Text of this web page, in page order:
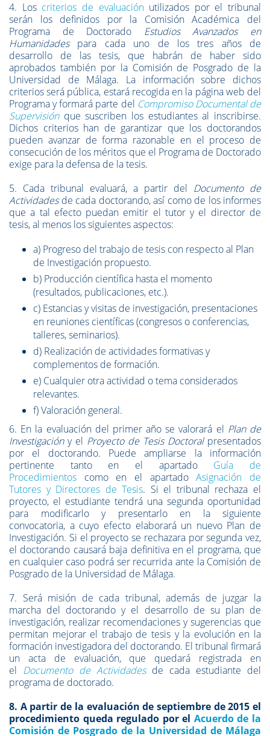
4. Los criterios de evaluaciónutilizados por el tribunal
serán los definidos por la Comisión Académica del
Programa de Doctorado Estudios Avanzados en
Humanidadespara cada uno de los tres años de
desarrollo de las tesis, que habrán de haber sido
aprobados también por la Comisión de Posgrado de la
Universidad de Málaga. La información sobre dichos
criterios será pública, estará recogida en la página web del
Programa y formará parte del Compromiso Documental de
Supervisiónque suscriben los estudiantes al inscribirse.
Dichos criterios han de garantizar que los doctorandos
pueden avanzar de forma razonable en el proceso de
consecución de los méritos que el Programa de Doctorado
exige para la defensa de la tesis.
5. Cada tribunal evaluará, a partir del Documento de
Actividadesde cada doctorando, así como de los informes
que a tal efecto puedan emitir el tutor y el director de
tesis, al menos los siguientes aspectos:
a) Progreso del trabajo de tesis con respecto al Plan
de Investigación propuesto.
b) Producción científica hasta el momento
(resultados, publicaciones, etc.).
c) Estancias y visitas de investigación, presentaciones
en reuniones científicas (congresos o conferencias,
talleres, seminarios).
d) Realización de actividades formativas y
complementos de formación.
e) Cualquier otra actividad o tema considerados
relevantes.
f) Valoración general.
6. En la evaluación del primer año se valorará el Plan de
Investigacióny el Proyecto de Tesis Doctoralpresentados
por el doctorando. Puede ampliarse la información
pertinente tanto en el apartado Guía de
Procedimientos como en el apartadoAsignación de
Tutores y Directores de Tesis. Si el tribunal rechaza el
proyecto, el estudiante tendrá una segunda oportunidad
para modificarlo y presentarlo en la siguiente
convocatoria, a cuyo efecto elaborará un nuevo Plan de
Investigación. Si el proyecto se rechazara por segunda vez,
el doctorando causará baja definitiva en el programa, que
en cualquier caso podrá ser recurrida ante la Comisión de
Posgrado de la Universidad de Málaga.
7. Será misión de cada tribunal, además de juzgar la
marcha del doctorando y el desarrollo de su plan de
investigación, realizar recomendaciones y sugerencias que
permitan mejorar el trabajo de tesis y la evolución en la
formación investigadora del doctorando. El tribunal firmará
un acta de evaluación, que quedará registrada en
el Documento de Actividadesde cada estudiante del
programa de doctorado.
8. A partir de la evaluación de septiembre de 2015 el
procedimiento queda regulado por el Acuerdo de la
Comisión de Posgrado de la Universidad de Málaga